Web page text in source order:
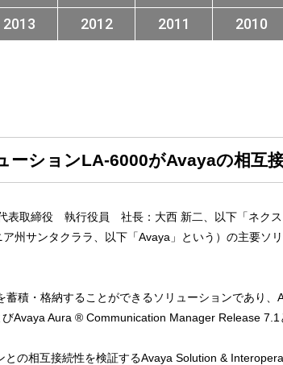
2013 2012 2011 2010
ーションLA-6000がAvayaの相互
表取締役 執行役員 社長：大西 新二、以下「ネクス
州サンタクララ、以下「Avaya」という）の主要ソ
積・格納することができるソリューションであり
Avaya Aura ® Communication Manager Release 7.1
の相互接続性を検証するAvaya Solution &